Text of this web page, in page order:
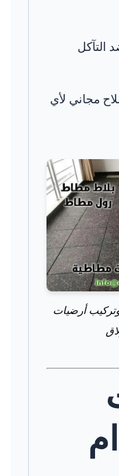
التآكل
مجاني لأي
أرضيات